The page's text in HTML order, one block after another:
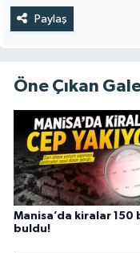
Paylaş
Öne Çıkan
Manisa’da kiralar 150
buldu!